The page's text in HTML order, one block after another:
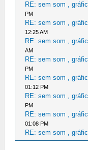
RE: sem som ,
PM
RE: sem som ,
12:25 AM
RE: sem som ,
AM
RE: sem som ,
PM
RE: sem som ,
01:12 PM
RE: sem som ,
PM
RE: sem som ,
01:08 PM
RE: sem som ,